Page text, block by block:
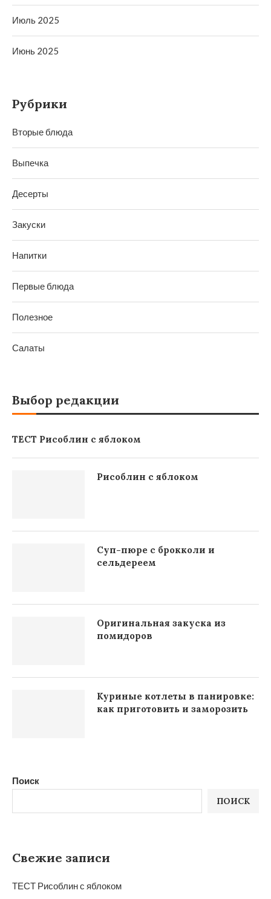
Поиск
ПОИСК
Свежие записи
ТЕСТ Рисоблин с яблоком
Июль 2025
Июнь 2025
Рубрики
Вторые блюда
Выпечка
Десерты
Закуски
Напитки
Первые блюда
Полезное
Салаты
Выбор редакции
ТЕСТ Рисоблин с яблоком
Рисоблин с яблоком
Суп-пюре с брокколи и
сельдереем
Оригинальная закуска из
помидоров
Куриные котлеты в панировке:
как приготовить и заморозить